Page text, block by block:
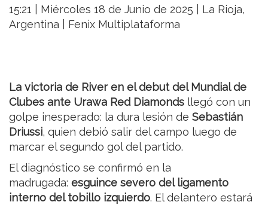
15:21 | Miércoles 18 de Junio de 2025 | La Rioja,
Argentina | Fenix Multiplataforma
La victoria de River en el debut del Mundial de
Clubes ante Urawa Red Diamonds llegó con un
golpe inesperado: la dura lesión de Sebastián
Driussi, quien debió salir del campo luego de
marcar el segundo gol del partido.
El diagnóstico se confirmó en la
madrugada: esguince severo del ligamento
interno del tobillo izquierdo. El delantero estará